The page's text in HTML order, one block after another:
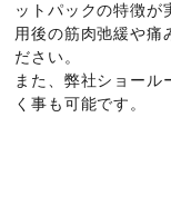
資料ダウンロー
会社情報
ットパックの特徴が
用後の筋肉弛緩や痛
ださい。
また、弊社ショール
く事も可能です。